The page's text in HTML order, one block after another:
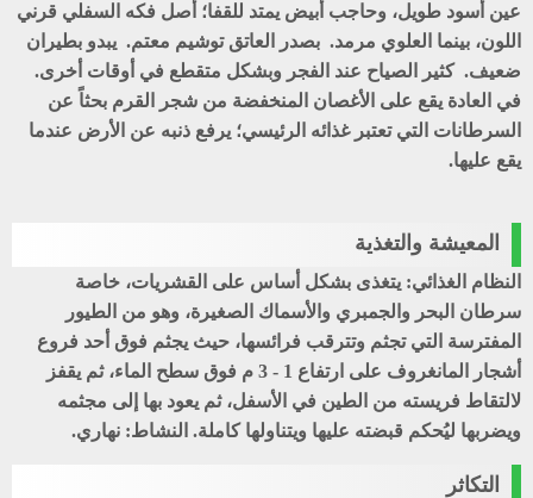
عين أسود طويل، وحاجب أبيض يمتد للقفا؛ أصل فكه السفلي قرني
اللون، بينما العلوي مرمد. بصدر العاتق توشيم معتم. يبدو بطيران
ضعيف. كثير الصياح عند الفجر وبشكل متقطع في أوقات أخرى.
في العادة يقع على الأغصان المنخفضة من شجر القرم بحثاً عن
السرطانات التي تعتبر غذائه الرئيسي؛ يرفع ذنبه عن الأرض عندما
يقع عليها.
المعيشة والتغذية
النظام الغذائي: يتغذى بشكل أساس على القشريات، خاصة
سرطان البحر والجمبري والأسماك الصغيرة، وهو من الطيور
المفترسة التي تجثم وتترقب فرائسها، حيث يجثم فوق أحد فروع
أشجار المانغروف على ارتفاع 1 - 3 م فوق سطح الماء، ثم يقفز
لالتقاط فريسته من الطين في الأسفل، ثم يعود بها إلى مجثمه
ويضربها ليُحكم قبضته عليها ويتناولها كاملة. النشاط: نهاري.
التكاثر